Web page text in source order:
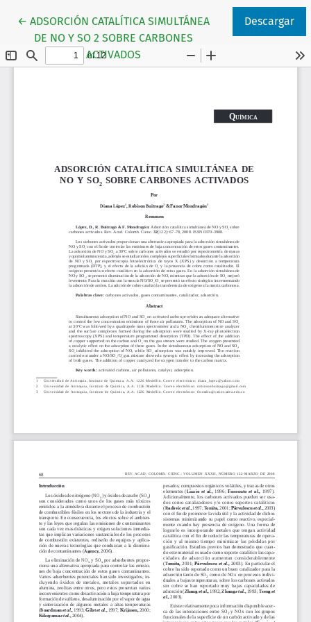
←Volver a los detalles del artículo
ADSORCIÓN CATALÍTICA SIMULTÁNEA
DE NO Y SO 2 SOBRE CARBONES
ACTIVADOS
Descargar